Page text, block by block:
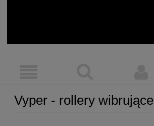
Vyper - rollery wibrujące